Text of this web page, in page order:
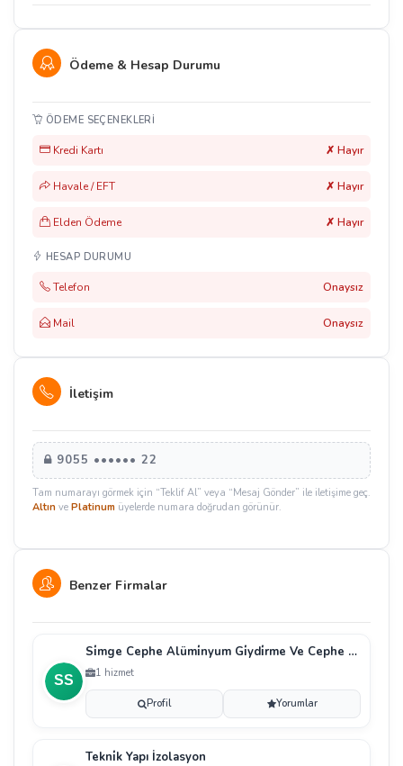
Ödeme & Hesap Durumu
ÖDEME SEÇENEKLERI
Kredi Kartı ✗ Hayır
Havale / EFT ✗ Hayır
Elden Ödeme ✗ Hayır
HESAP DURUMU
Telefon Onaysız
Mail Onaysız
İletişim
9055 •••••• 22
Tam numarayı görmek için “Teklif Al” veya “Mesaj Gönder” ile iletişime geç.
Altın ve Platinum üyelerde numara doğrudan görünür.
Benzer Firmalar
Si̇mge Cephe Alümi̇nyum Gi̇ydi̇rme Ve Cephe Si̇stemleri̇
1 hizmet
Profil Yorumlar
Tekni̇k Yapı İzolasyon